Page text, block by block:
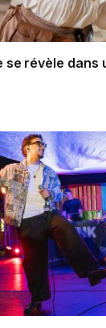
révèle dans